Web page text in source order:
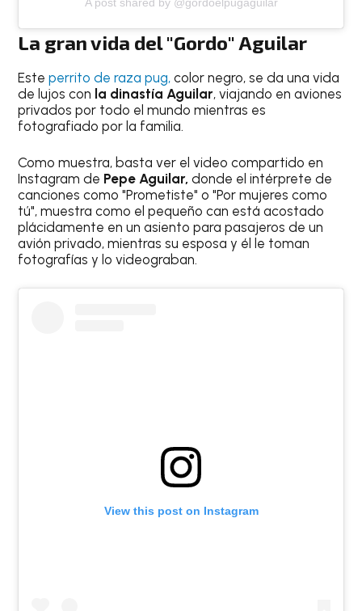
La gran vida del "Gordo" Aguilar
Esteperrito de raza pug, color negro, se da una vida
de lujos con la dinastía Aguilar, viajando en aviones
privados por todo el mundo mientras es
fotografiado por la familia.
Como muestra, basta ver el video compartido en
Instagram de Pepe Aguilar, donde el intérprete de
canciones como "Prometiste" o "Por mujeres como
tú", muestra como el pequeño can está acostado
plácidamente en un asiento para pasajeros de un
avión privado, mientras su esposa y él le toman
fotografías y lo videograban.
View this post on Instagram